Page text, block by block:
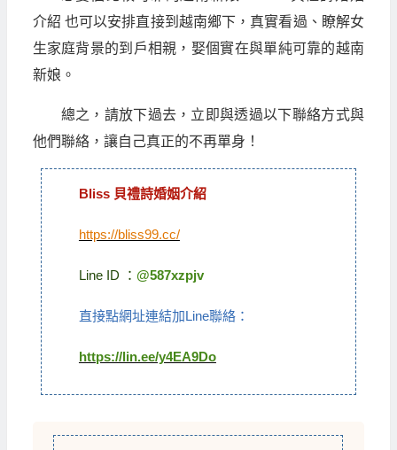
介紹 也可以安排直接到越南鄉下，真實看過、瞭解女
生家庭背景的到戶相親，娶個實在與單純可靠的越南
新娘。
總之，請放下過去，立即與透過以下聯絡方式與
他們聯絡，讓自己真正的不再單身！
Bliss 貝禮詩婚姻介紹
https://bliss99.cc/
Line ID ： @587xzpjv
直接點網址連結加Line聯絡：
https://lin.ee/y4EA9Do